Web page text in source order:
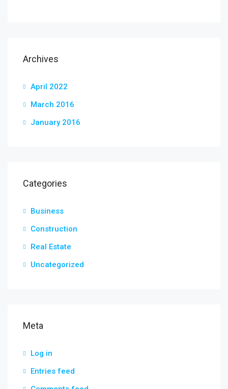
Archives
April 2022
March 2016
January 2016
Categories
Business
Construction
Real Estate
Uncategorized
Meta
Log in
Entries feed